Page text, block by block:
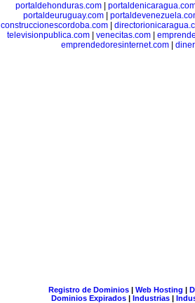
portaldehonduras.com|
portaldeuruguay.com|
construccionescordoba.com|
televisionpublica.com
venecitas.com
emprendedoresinternet.com
Registro de Dominios| Web Hosting |
Dominios Expirados | Industrias |